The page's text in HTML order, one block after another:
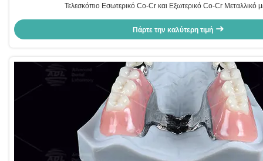
Τελεσκόπιο Εσωτερικό Co-Cr και Εξωτερικό Co-Cr Μεταλλικό
Πάρτε την καλύτερη τιμή